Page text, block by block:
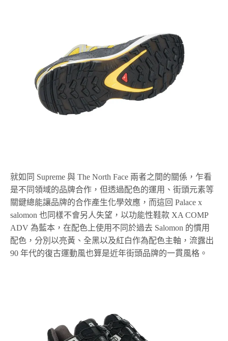
就如同 Supreme 與 The North Face 兩者之間的關係，乍看
是不同領域的品牌合作，但透過配色的運用、街頭元素等
關鍵總能讓品牌的合作產生化學效應，而這回 Palace x
salomon 也同樣不會另人失望，以功能性鞋款 XA COMP
ADV 為藍本，在配色上使用不同於過去 Salomon 的慣用
配色，分別以亮黃、全黑以及紅白作為配色主軸，流露出
90 年代的復古運動風也算是近年街頭品牌的一貫風格。